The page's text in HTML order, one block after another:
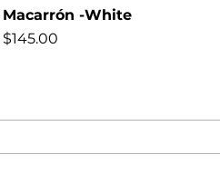
Macarrón -White
Precio
$145.00